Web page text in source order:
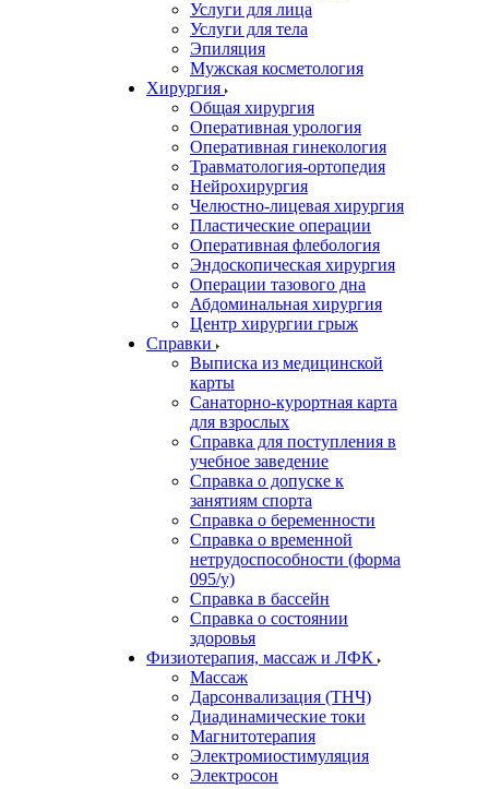
Услуги для лица
Услуги для тела
Эпиляция
Мужская косметология
Хирургия
Общая хирургия
Оперативная урология
Оперативная гинекология
Травматология-ортопедия
Нейрохирургия
Челюстно-лицевая хирургия
Пластические операции
Оперативная флебология
Эндоскопическая хирургия
Операции тазового дна
Абдоминальная хирургия
Центр хирургии грыж
Справки
Выписка из медицинской
карты
Санаторно-курортная карта
для взрослых
Справка для поступления в
учебное заведение
Справка о допуске к
занятиям спорта
Справка о беременности
Справка о временной
нетрудоспособности (форма
095/у)
Справка в бассейн
Справка о состоянии
здоровья
Физиотерапия, массаж и ЛФК
Массаж
Дарсонвализация (ТНЧ)
Диадинамические токи
Магнитотерапия
Электромиостимуляция
Электросон